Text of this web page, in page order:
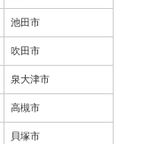
池田市
吹田市
泉大津市
高槻市
貝塚市